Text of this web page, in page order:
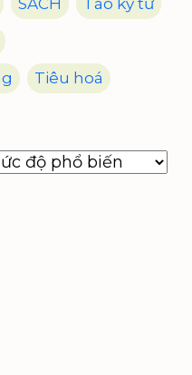
SÁCH Táo kỷ tử
Tiêu hoá